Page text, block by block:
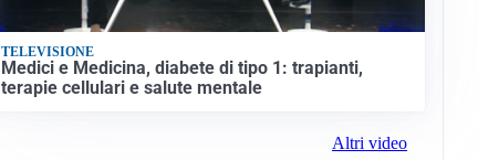
TELEVISIONE
Medici e Medicina, diabete di tipo 1: trapianti,
terapie cellulari e salute mentale
Altri video